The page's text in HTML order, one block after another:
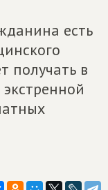
есть
получать в